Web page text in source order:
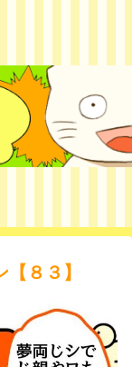
８３】